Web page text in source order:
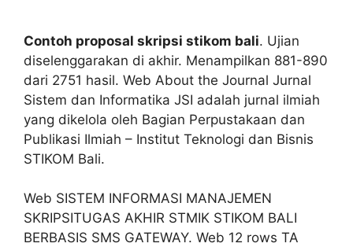
Contoh proposal skripsi stikom bali. Ujian
diselenggarakan di akhir. Menampilkan 881-890
dari 2751 hasil. Web About the Journal Jurnal
Sistem dan Informatika JSI adalah jurnal ilmiah
yang dikelola oleh Bagian Perpustakaan dan
Publikasi Ilmiah – Institut Teknologi dan Bisnis
STIKOM Bali.
Web SISTEM INFORMASI MANAJEMEN
SKRIPSITUGAS AKHIR STMIK STIKOM BALI
BERBASIS SMS GATEWAY. Web 12 rows TA